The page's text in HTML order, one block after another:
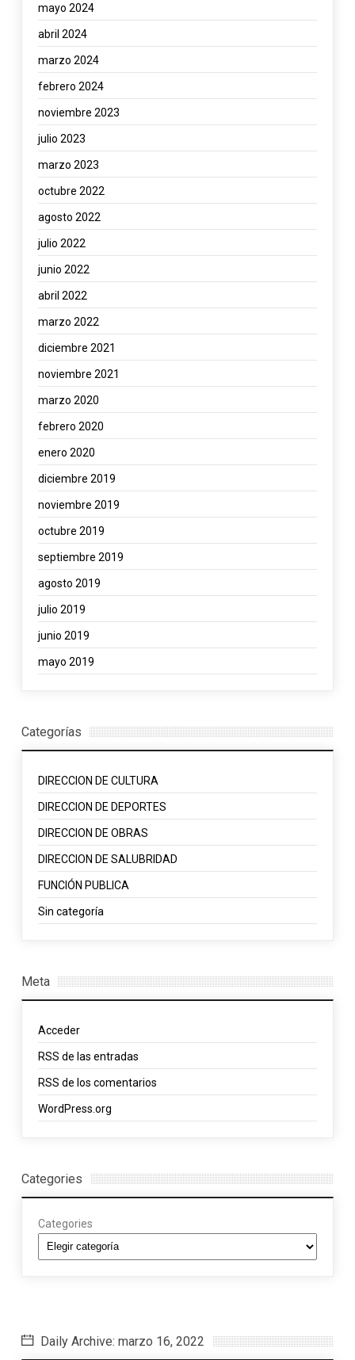
mayo 2024
abril 2024
marzo 2024
febrero 2024
noviembre 2023
julio 2023
marzo 2023
octubre 2022
agosto 2022
julio 2022
junio 2022
abril 2022
marzo 2022
diciembre 2021
noviembre 2021
marzo 2020
febrero 2020
enero 2020
diciembre 2019
noviembre 2019
octubre 2019
septiembre 2019
agosto 2019
julio 2019
junio 2019
mayo 2019
Categorías
DIRECCION DE CULTURA
DIRECCION DE DEPORTES
DIRECCION DE OBRAS
DIRECCION DE SALUBRIDAD
FUNCIÓN PUBLICA
Sin categoría
Meta
Acceder
RSS de las entradas
RSS de los comentarios
WordPress.org
Categories
Categories
Daily Archive: marzo 16, 2022